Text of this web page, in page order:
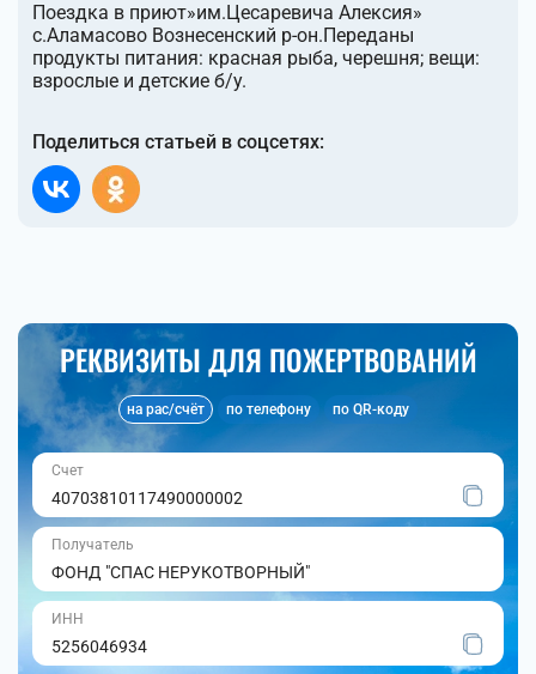
Поездка в приют»им.Цесаревича Алексия»
с.Аламасово Вознесенский р-он.Переданы
продукты питания: красная рыба, черешня; вещи:
взрослые и детские б/у.
Поделиться статьей в соцсетях:
РЕКВИЗИТЫ ДЛЯ ПОЖЕРТВОВАНИЙ
на рас/счёт по телефону по QR-коду
Счет
40703810117490000002
Получатель
ФОНД "СПАС НЕРУКОТВОРНЫЙ"
ИНН
5256046934